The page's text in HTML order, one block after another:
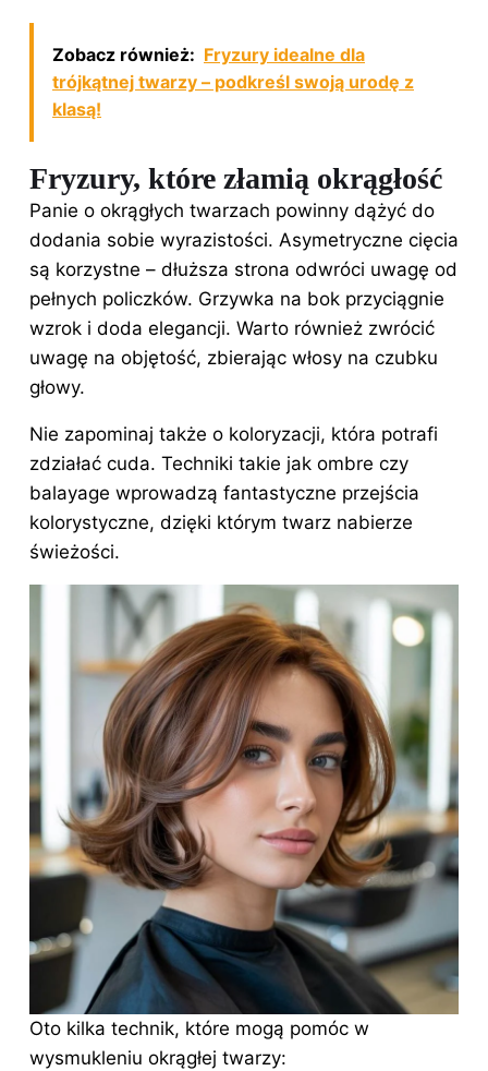
Zobacz również: Fryzury idealne dla
trójkątnej twarzy – podkreśl swoją urodę z
klasą!
Fryzury, które złamią okrągłość
Panie o okrągłych twarzach powinny dążyć do
dodania sobie wyrazistości. Asymetryczne cięcia
są korzystne – dłuższa strona odwróci uwagę od
pełnych policzków. Grzywka na bok przyciągnie
wzrok i doda elegancji. Warto również zwrócić
uwagę na objętość, zbierając włosy na czubku
głowy.
Nie zapominaj także o koloryzacji, która potrafi
zdziałać cuda. Techniki takie jak ombre czy
balayage wprowadzą fantastyczne przejścia
kolorystyczne, dzięki którym twarz nabierze
świeżości.
Oto kilka technik, które mogą pomóc w
wysmukleniu okrągłej twarzy: